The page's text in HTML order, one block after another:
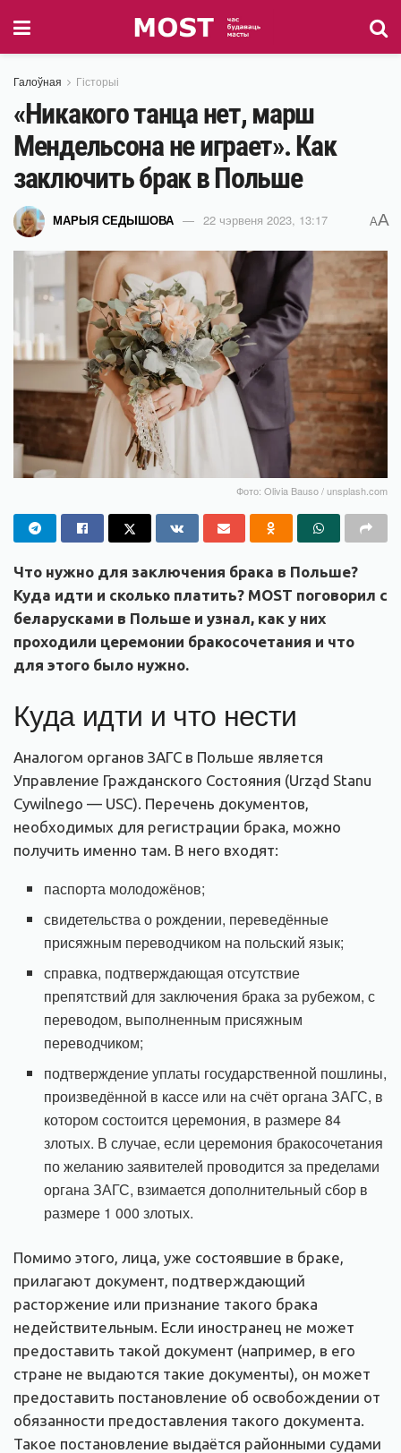
Галоўная Гісторыі
«Никакого танца нет, марш
Мендельсона не играет». Как
заключить брак в Польше
МАРЫЯ СЕДЫШОВА 22 чэрвеня 2023, 13:17 AA
Фото: Olivia Bauso / unsplash.com
Что нужно для заключения брака в Польше?
Куда идти и сколько платить? MOST поговорил с
беларусками в Польше и узнал, как у них
проходили церемонии бракосочетания и что
для этого было нужно.
Куда идти и что нести
Аналогом органов ЗАГС в Польше является
Управление Гражданского Состояния (Urząd Stanu
Cywilnego — USC). Перечень документов,
необходимых для регистрации брака, можно
получить именно там. В него входят:
паспорта молодожёнов;
свидетельства о рождении, переведённые
присяжным переводчиком на польский язык;
справка, подтверждающая отсутствие
препятствий для заключения брака за рубежом, с
переводом, выполненным присяжным
переводчиком;
подтверждение уплаты государственной пошлины,
произведённой в кассе или на счёт органа ЗАГС, в
котором состоится церемония, в размере 84
злотых. В случае, если церемония бракосочетания
по желанию заявителей проводится за пределами
органа ЗАГС, взимается дополнительный сбор в
размере 1 000 злотых.
Помимо этого, лица, уже состоявшие в браке,
прилагают документ, подтверждающий
расторжение или признание такого брака
недействительным. Если иностранец не может
предоставить такой документ (например, в его
стране не выдаются такие документы), он может
предоставить постановление об освобождении от
обязанности предоставления такого документа.
Такое постановление выдаётся районными судами